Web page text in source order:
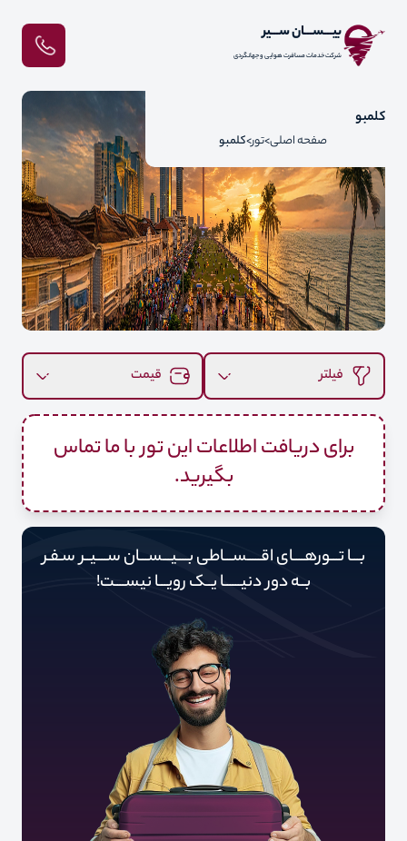
بیـــســـان ســـیر
شرکت خدمات مسافرت هوایی و جهانگردی
کلمبو
صفحه اصلی تور کلمبو
فیلتر قیمت
برای دریافت اطلاعات این تور با ما تماس
بگیرید.
بـــا تـــورهــــای اقـــــســـاطی بــــیـــســـان ســــیــر سـفـر
بــه دور‌‌‌‌ دنیـــــ‌‌ـا یــک رویـــا نیســــت!